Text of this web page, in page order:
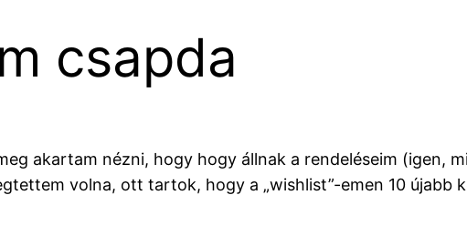
csapda
akartam nézni, hogy hogy állnak a rendeléseim (igen,
volna, ott tartok, hogy a „wishlist”-emen 10 újabb